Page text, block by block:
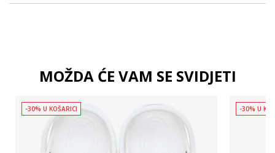
MOŽDA ĆE VAM SE SVIDJETI
-30% U KOŠARICI -30% U